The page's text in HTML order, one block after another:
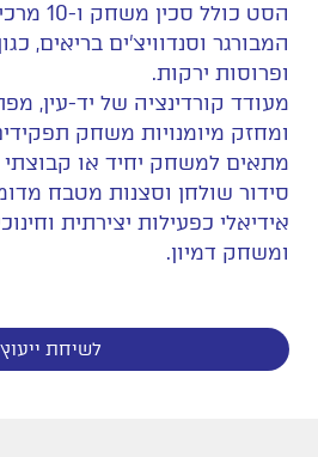
הסט
המבורגר וסנדוויצ'ים בריאים,
ופרוסות ירקות.
מעודד קורדינציה של יד-עין,
ומחזק מיומנויות משחק
מתאים למשחק יחיד או
סידור שולחן וסצנות מטבח
אידיאלי כפעילות יצירתית
ומשחק דמיון.
לשיחת ייעוץ